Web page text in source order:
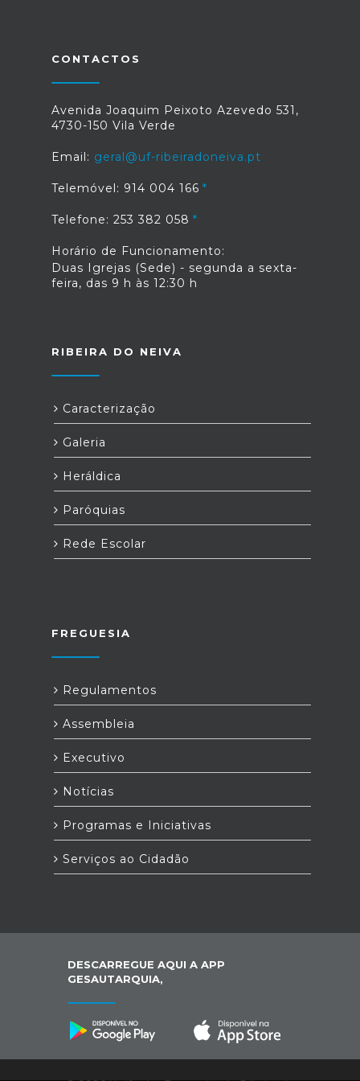
CONTACTOS
Avenida Joaquim Peixoto Azevedo 531,
4730-150 Vila Verde
Email: geral@uf-ribeiradoneiva.pt
Telemóvel: 914 004 166
Telefone: 253 382 058
Horário de Funcionamento:
Duas Igrejas (Sede) - segunda a sexta-
feira, das 9 h às 12:30 h
RIBEIRA DO NEIVA
Caracterização
Galeria
Heráldica
Paróquias
Rede Escolar
FREGUESIA
Regulamentos
Assembleia
Executivo
Notícias
Programas e Iniciativas
Serviços ao Cidadão
DESCARREGUE AQUI A APP
GESAUTARQUIA,